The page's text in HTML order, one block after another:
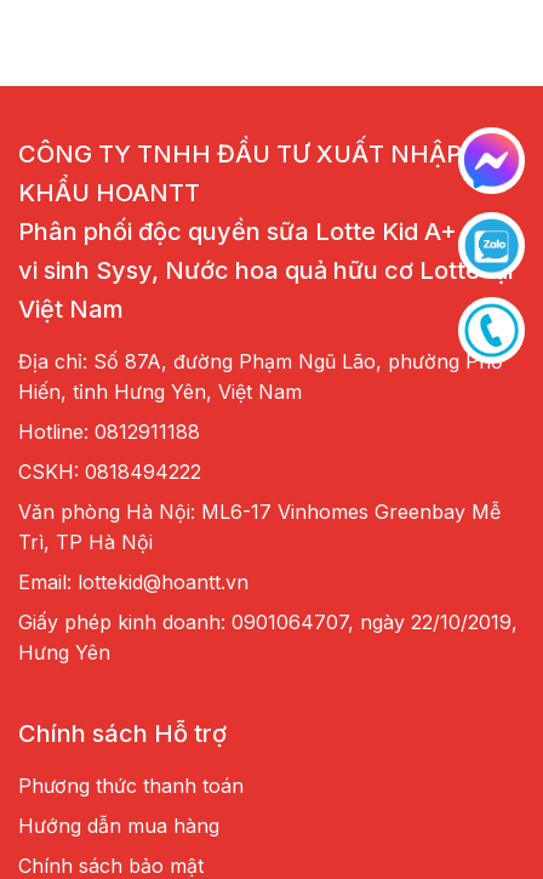
CÔNG TY TNHH ĐẦU TƯ XUẤT NHẬP
KHẨU HOANTT
Phân phối độc quyền sữa Lotte Kid A+, Men
vi sinh Sysy, Nước hoa quả hữu cơ Lotte tại
Việt Nam
Địa chỉ: Số 87A, đường Phạm Ngũ Lão, phường Phố
Hiến, tỉnh Hưng Yên, Việt Nam
Hotline: 0812911188
CSKH: 0818494222
Văn phòng Hà Nội: ML6-17 Vinhomes Greenbay Mễ
Trì, TP Hà Nội
Email: lottekid@hoantt.vn
Giấy phép kinh doanh: 0901064707, ngày 22/10/2019,
Hưng Yên
Chính sách Hỗ trợ
Phương thức thanh toán
Hướng dẫn mua hàng
Chính sách bảo mật